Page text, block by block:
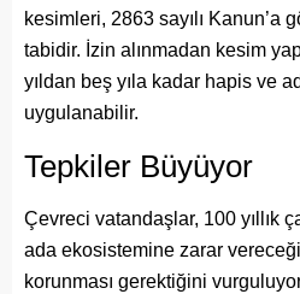
kesimleri, 2863 sayılı Kanun’a
tabidir. İzin alınmadan kesim
yıldan beş yıla kadar hapis ve
uygulanabilir.
Tepkiler Büyüyor
Çevreci vatandaşlar, 100 yıllık
ada ekosistemine zarar
korunması gerektiğini